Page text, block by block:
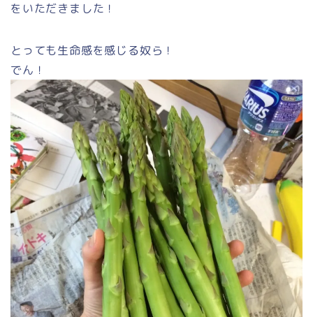
をいただきました！
とっても生命感を感じる奴ら！
でん！